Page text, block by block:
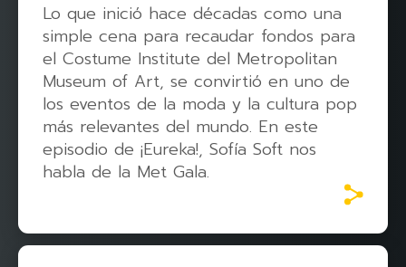
Lo que inició hace décadas como una
simple cena para recaudar fondos para
el Costume Institute del Metropolitan
Museum of Art, se convirtió en uno de
los eventos de la moda y la cultura pop
más relevantes del mundo. En este
episodio de ¡Eureka!, Sofía Soft nos
habla de la Met Gala.